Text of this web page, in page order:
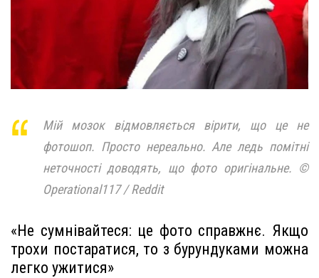
Мій мозок відмовляється вірити, що це не
фотошоп. Просто нереально. Але ледь помітні
неточності доводять, що фото оригінальне. ©
Operational117 / Reddit
«Не сумнівайтеся: це фото справжнє. Якщо
трохи постаратися, то з бурундуками можна
легко ужитися»